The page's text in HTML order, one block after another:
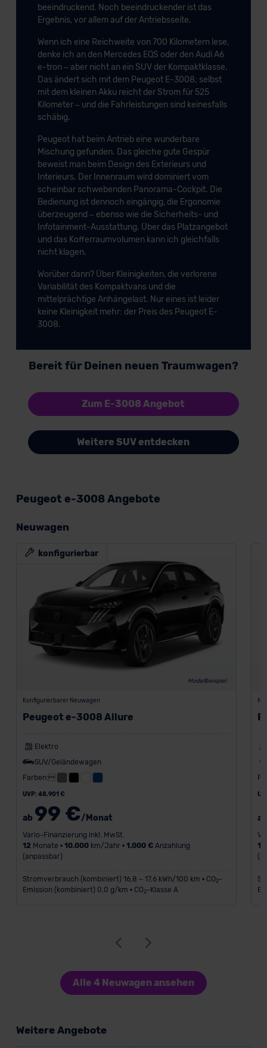
beeindruckend. Noch beeindruckender ist das
Ergebnis, vor allem auf der Antriebsseite.
Wenn ich eine Reichweite von 700 Kilometern lese,
denke ich an den Mercedes EQS oder den Audi A6
e-tron – aber nicht an ein SUV der Kompaktklasse.
Das ändert sich mit dem Peugeot E-3008; selbst
mit dem kleinen Akku reicht der Strom für 525
Kilometer – und die Fahrleistungen sind keinesfalls
schäbig.
Peugeot hat beim Antrieb eine wunderbare
Mischung gefunden. Das gleiche gute Gespür
beweist man beim Design des Exterieurs und
Interieurs. Der Innenraum wird dominiert vom
scheinbar schwebenden Panorama-Cockpit. Die
Bedienung ist dennoch eingängig, die Ergonomie
überzeugend – ebenso wie die Sicherheits- und
Infotainment-Ausstattung. Über das Platzangebot
und das Kofferraumvolumen kann ich gleichfalls
nicht klagen.
Worüber dann? Über Kleinigkeiten, die verlorene
Variabilität des Kompaktvans und die
mittelprächtige Anhängelast. Nur eines ist leider
keine Kleinigkeit mehr: der Preis des Peugeot E-
3008.
Bereit für Deinen neuen Traumwagen?
Zum E-3008 Angebot
Weitere SUV entdecken
Peugeot e-3008 Angebote
Neuwagen
Modellbeispiel
konfigurierbar
Konfigurierbarer Neuwagen
Peugeot e-3008 Allure
Elektro
SUV/Geländewagen
Farben:
UVP: 48.901 €
ab 99 €/Monat
Vario-Finanzierung inkl. MwSt.
12 Monate • 10.000km/Jahr • 1.000 €Anzahlung
(anpassbar)
Stromverbrauch (kombiniert) 16,8 – 17,6 kWh/100 km • CO2-
Emission (kombiniert) 0,0 g/km • CO2-Klasse A
12
Alle 4 Neuwagen ansehen
Weitere Angebote